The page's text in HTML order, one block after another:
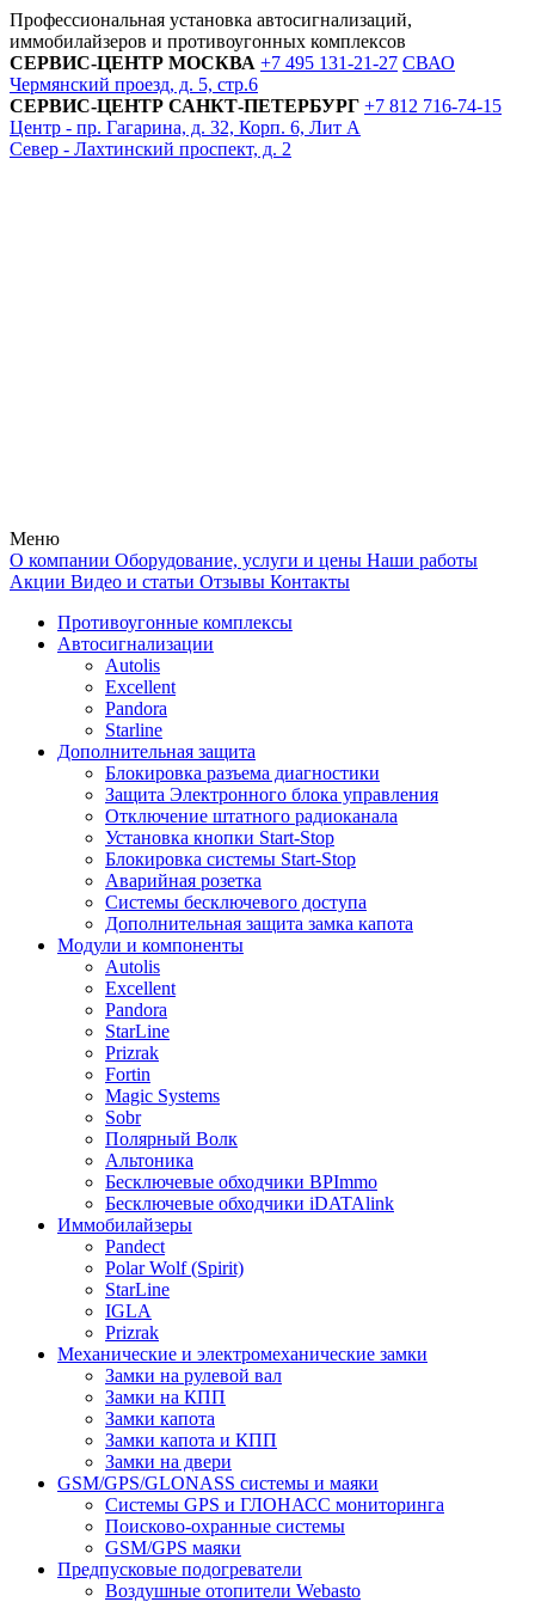
Профессиональная установка автосигнализаций,
иммобилайзеров и противоугонных комплексов
СЕРВИС-ЦЕНТР МОСКВА +7 495 131-21-27 СВАО
Чермянский проезд, д. 5, стр.6
СЕРВИС-ЦЕНТР САНКТ-ПЕТЕРБУРГ +7 812 716-74-15
Центр - пр. Гагарина, д. 32, Корп. 6, Лит А
Север - Лахтинский проспект, д. 2
Меню
О компании Оборудование, услуги и цены Наши работы
Акции Видео и статьи Отзывы Контакты
Противоугонные комплексы
Автосигнализации
Autolis
Excellent
Pandora
Starline
Дополнительная защита
Блокировка разъема диагностики
Защита Электронного блока управления
Отключение штатного радиоканала
Установка кнопки Start-Stop
Блокировка системы Start-Stop
Аварийная розетка
Системы бесключевого доступа
Дополнительная защита замка капота
Модули и компоненты
Autolis
Excellent
Pandora
StarLine
Prizrak
Fortin
Magic Systems
Sobr
Полярный Волк
Альтоника
Бесключевые обходчики BPImmo
Бесключевые обходчики iDATAlink
Иммобилайзеры
Pandect
Polar Wolf (Spirit)
StarLine
IGLA
Prizrak
Механические и электромеханические замки
Замки на рулевой вал
Замки на КПП
Замки капота
Замки капота и КПП
Замки на двери
GSM/GPS/GLONASS системы и маяки
Системы GPS и ГЛОНАСС мониторинга
Поисково-охранные системы
GSM/GPS маяки
Предпусковые подогреватели
Воздушные отопители Webasto